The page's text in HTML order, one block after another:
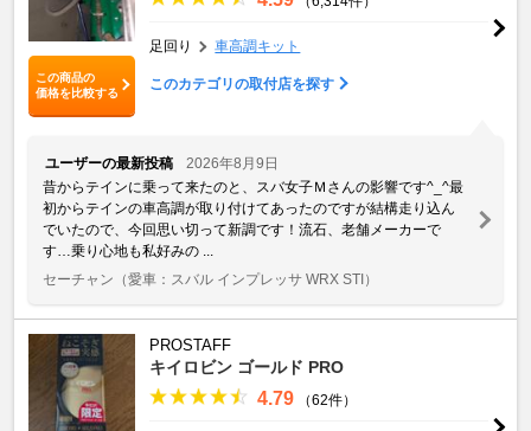
この商品の
価格を比較する
足回り 車高調キット
このカテゴリの取付店を探す
ユーザーの最新投稿
2026年8月9日
昔からテインに乗って来たのと、スバ女子Ｍさんの影響です^_^最
初からテインの車高調が取り付けてあったのですが結構走り込ん
でいたので、今回思い切って新調です！流石、老舗メーカーで
す…乗り心地も私好みの ...
セーチャン （愛車：スバル インプレッサ WRX STI）
PROSTAFF
キイロビン ゴールド PRO
4.79 （62件）